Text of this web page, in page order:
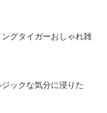
グタイガーおしゃれ雑
ックな気分に浸りた